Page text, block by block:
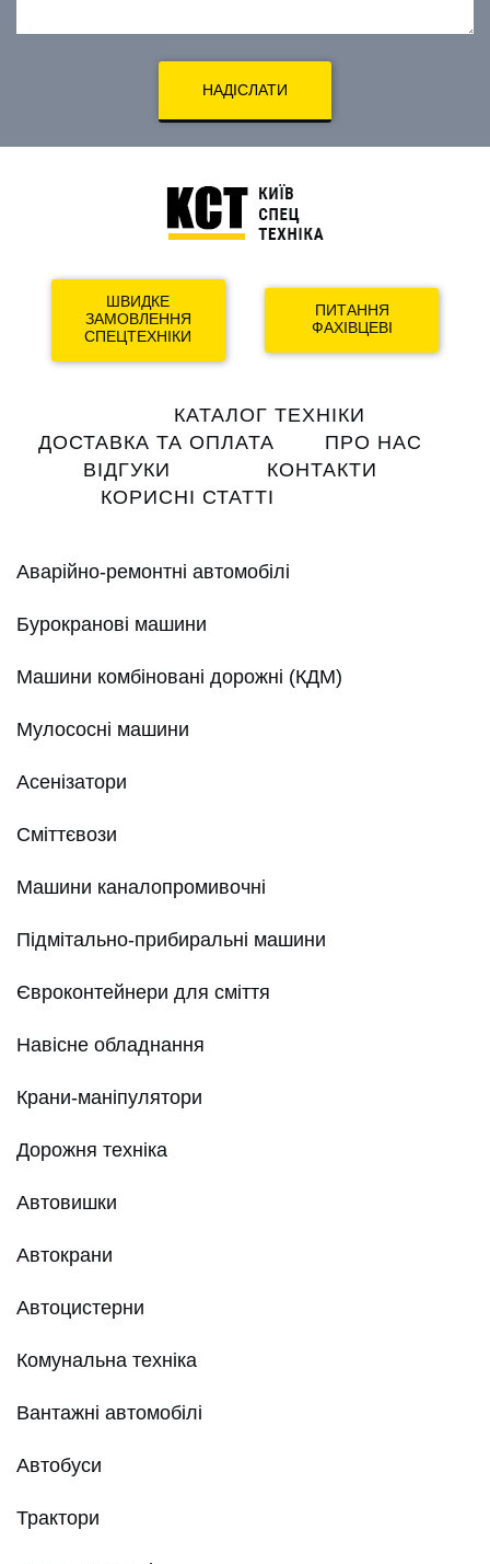
НАДІСЛАТИ
ШВИДКЕ
ЗАМОВЛЕННЯ
СПЕЦТЕХНІКИ
ПИТАННЯ
ФАХІВЦЕВІ
navigation
КАТАЛОГ ТЕХНІКИ
ДОСТАВКА ТА ОПЛАТА
ПРО НАС
ВІДГУКИ
КОНТАКТИ
КОРИСНІ СТАТТІ
Аварійно-ремонтні автомобілі
Бурокранові машини
Машини комбіновані дорожні (КДМ)
Мулососні машини
Асенізатори
Сміттєвози
Машини каналопромивочні
Підмітально-прибиральні машини
Євроконтейнери для сміття
Навісне обладнання
Крани-маніпулятори
Дорожня техніка
Автовишки
Автокрани
Автоцистерни
Комунальна техніка
Вантажні автомобілі
Автобуси
Трактори